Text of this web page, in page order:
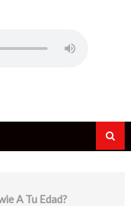
A Tu Edad?